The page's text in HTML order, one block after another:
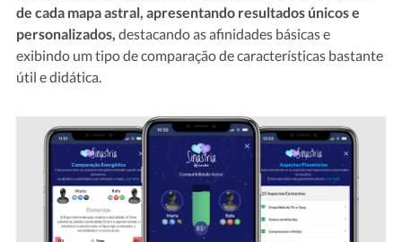
de cada mapa astral, apresentando resultados únicos e
personalizados, destacando as afinidades básicas e
exibindo um tipo de comparação de características bastante
útil e didática.